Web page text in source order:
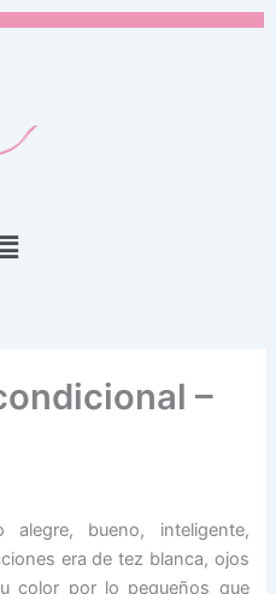
–
bueno, inteligente,
era de tez blanca, ojos
color por lo pequeños que